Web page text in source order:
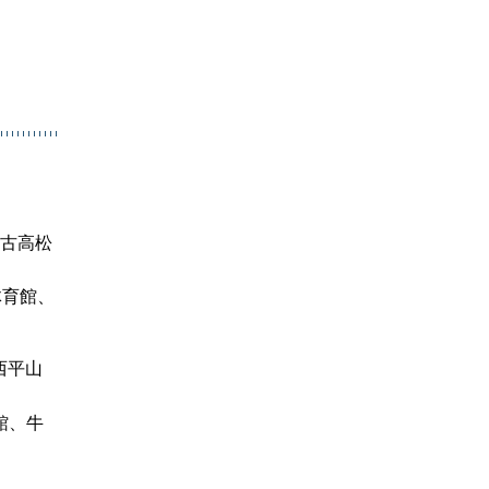
高松
館、
平山
、牛